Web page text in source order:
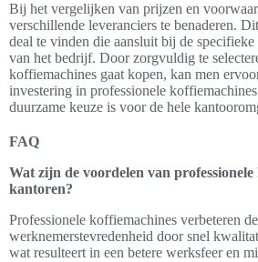
Bij het vergelijken van prijzen en
verschillende leveranciers te benaderen.
deal te vinden die aansluit bij de
van het bedrijf. Door zorgvuldig te
koffiemachines gaat kopen, kan men
investering in professionele
duurzame keuze is voor de hele
FAQ
Wat zijn de voordelen van
kantoren?
Professionele koffiemachines verbeteren
werknemerstevredenheid door snel
wat resulteert in een betere werksfeer en